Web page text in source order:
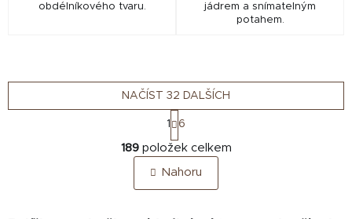
obdélníkového tvaru.
jádrem a snímatelným
potahem.
O
v
l
á
NAČÍST 32 DALŠÍCH
S
t
r
á
n
k
1 6
189položek celkem
Nahoru